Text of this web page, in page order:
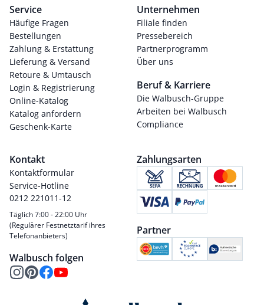
Service
Häufige Fragen
Bestellungen
Zahlung & Erstattung
Lieferung & Versand
Retoure & Umtausch
Login & Registrierung
Online-Katalog
Katalog anfordern
Geschenk-Karte
Unternehmen
Filiale finden
Pressebereich
Partnerprogramm
Über uns
Beruf & Karriere
Die Walbusch-Gruppe
Arbeiten bei Walbusch
Compliance
Kontakt
Kontaktformular
Service-Hotline
0212 221011-12
Täglich 7:00 - 22:00 Uhr
(Regulärer Festnetztarif ihres
Telefonanbieters)
Walbusch folgen
Zahlungsarten
Partner